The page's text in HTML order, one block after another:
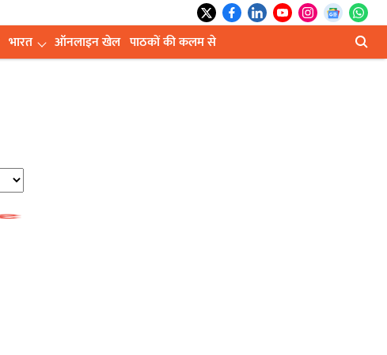
भारत ऑनलाइन खेल पाठकों की कलम से